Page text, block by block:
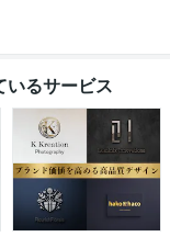
いるサービス